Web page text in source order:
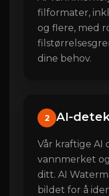
filformater,
og flere, med
dine behov.
2 AI-
Vår kraftige AI
vannmerket
ditt. AI
bildet for å